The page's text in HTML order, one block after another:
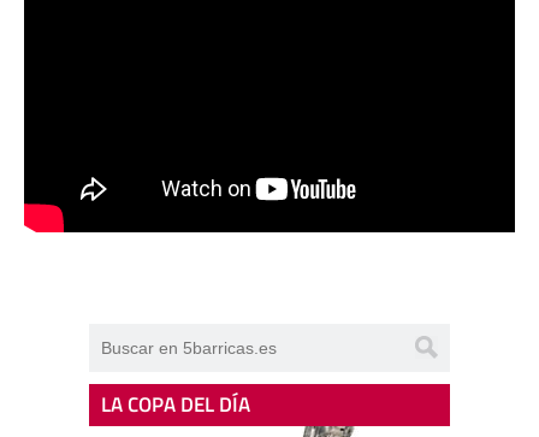
LA COPA DEL DÍA